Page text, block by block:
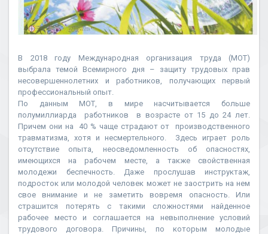
В 2018 году Международная организация труда (МОТ)
выбрала темой Всемирного дня – защиту трудовых прав
несовершеннолетних и работников, получающих первый
профессиональный опыт.
По данным МОТ, в мире насчитывается больше
полумиллиарда работников в возрасте от 15 до 24 лет.
Причем они на 40 % чаще страдают от производственного
травматизма, хотя и несмертельного. Здесь играет роль
отсутствие опыта, неосведомленность об опасностях,
имеющихся на рабочем месте, а также свойственная
молодежи беспечность. Даже прослушав инструктаж,
подросток или молодой человек может не заострить на нем
свое внимание и не заметить вовремя опасность. Или
страшится потерять с такими сложностями найденное
рабочее место и соглашается на невыполнение условий
трудового договора. Причины, по которым молодые